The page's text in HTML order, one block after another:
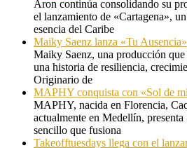
Aron continúa consolidando su
el lanzamiento de «Cartagena»,
esencia del Caribe
Maiky Saenz lanza «Tu Ausencia»
Maiky Saenz, una producción
una historia de resiliencia,
Originario de
MAPHY conquista con «Sol de
MAPHY, nacida en Florencia,
actualmente en Medellín,
sencillo que fusiona
Takeofftuesdays llega con el